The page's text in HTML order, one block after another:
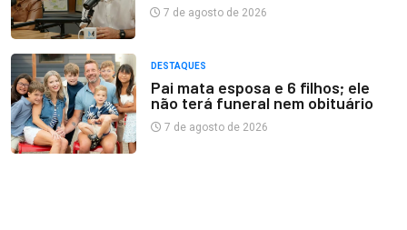
7 de agosto de 2026
DESTAQUES
Pai mata esposa e 6 filhos; ele
não terá funeral nem obituário
7 de agosto de 2026